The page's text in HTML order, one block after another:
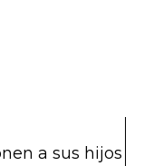
a sus hijos